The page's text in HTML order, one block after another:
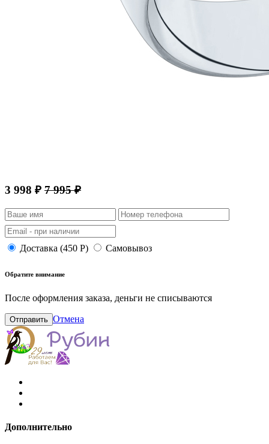
3 998 ₽ 7 995 ₽
Доставка (450 Р) Самовывоз
Обратите внимание
После оформления заказа, деньги не списываются
Отправить Отмена
Дополнительно